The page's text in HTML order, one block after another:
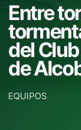
Entre
del
de
EQUIPOS